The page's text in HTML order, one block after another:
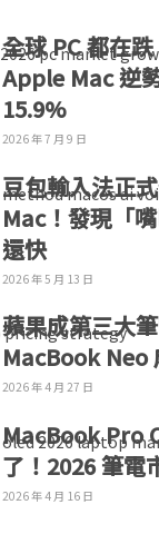
全球 PC 都在
Apple Mac 逆
15.9%
2026 年 7 月 9 日
豆包輸入法正
Mac！發現「
還快
2026 年 5 月 13 日
蘋果成第三大
MacBook Neo
2026 年 4 月 27 日
MacBook Pro
了！2026 筆電
2026 年 4 月 16 日